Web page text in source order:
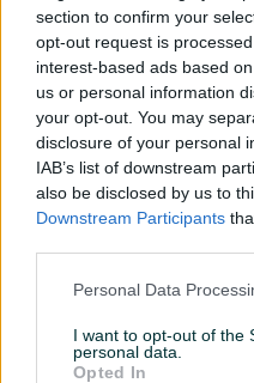
section to confirm your
opt-out request is
interest-based ads based
us or personal information
your opt-out. You may
disclosure of your personal
IAB’s list of downstream
also be disclosed by us to
Downstream Participants
Personal Data
I want to opt-out of the
personal data.
Opted In
Servo volan
Turbo
Datum objave
Oprema
Klimatizacija